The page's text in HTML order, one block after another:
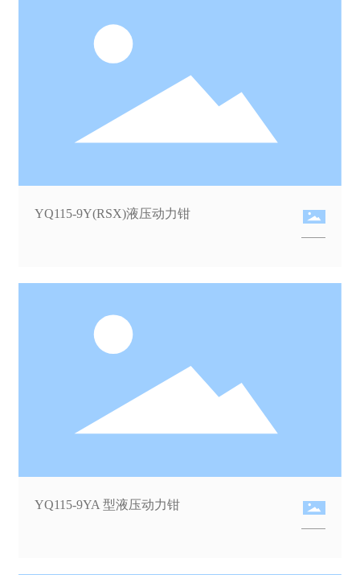
YQ115-9Y(RSX)液压动力钳
YQ115-9YA 型液压动力钳